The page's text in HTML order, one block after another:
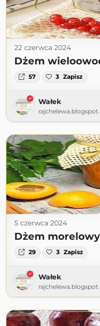
22 czerwca 2024
Dżem
57 3 Zapisz
Wałek
5 czerwca 2024
Dżem morelowy
29 3 Zapisz
Wałek